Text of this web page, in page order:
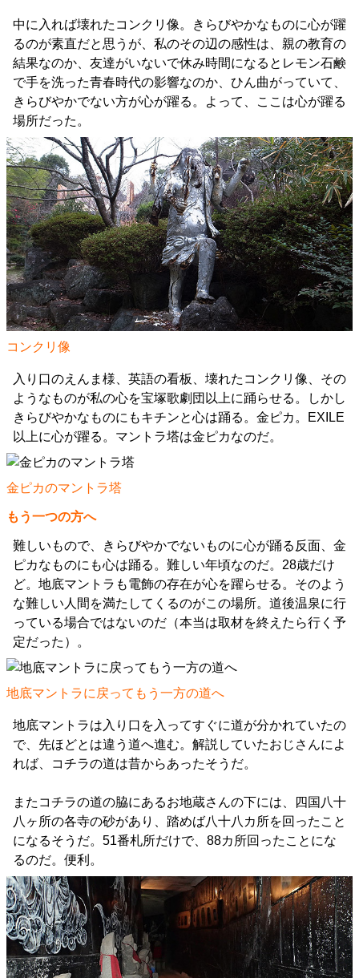
中に入れば壊れたコンクリ像。きらびやかなものに心が躍
るのが素直だと思うが、私のその辺の感性は、親の教育の
結果なのか、友達がいないで休み時間になるとレモン石鹸
で手を洗った青春時代の影響なのか、ひん曲がっていて、
きらびやかでない方が心が躍る。よって、ここは心が躍る
場所だった。
コンクリ像
入り口のえんま様、英語の看板、壊れたコンクリ像、その
ようなものが私の心を宝塚歌劇団以上に踊らせる。しかし
きらびやかなものにもキチンと心は踊る。金ピカ。EXILE
以上に心が躍る。マントラ塔は金ピカなのだ。
金ピカのマントラ塔
もう一つの方へ
難しいもので、きらびやかでないものに心が踊る反面、金
ピカなものにも心は踊る。難しい年頃なのだ。28歳だけ
ど。地底マントラも電飾の存在が心を躍らせる。そのよう
な難しい人間を満たしてくるのがこの場所。道後温泉に行
っている場合ではないのだ（本当は取材を終えたら行く予
定だった）。
地底マントラに戻ってもう一方の道へ
地底マントラは入り口を入ってすぐに道が分かれていたの
で、先ほどとは違う道へ進む。解説していたおじさんによ
れば、コチラの道は昔からあったそうだ。
またコチラの道の脇にあるお地蔵さんの下には、四国八十
八ヶ所の各寺の砂があり、踏めば八十八カ所を回ったこと
になるそうだ。51番札所だけで、88カ所回ったことにな
るのだ。便利。